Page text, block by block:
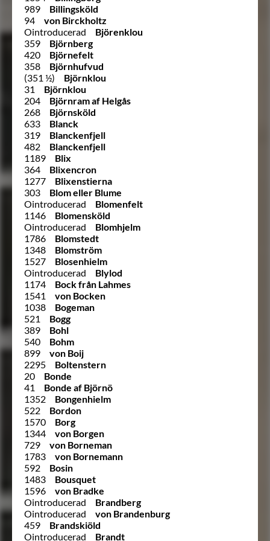
989
Billingsköld
94
von Birckholtz
Ointroducerad
Björenklou
359
Björnberg
420
Björnefelt
358
Björnhufvud
(351 ½)
Björnklou
31
Björnklou
204
Björnram af Helgås
268
Björnsköld
633
Blanck
319
Blanckenfjell
482
Blanckenfjell
1189
Blix
364
Blixencron
1277
Blixenstierna
303
Blom eller Blume
Ointroducerad
Blomenfelt
1146
Blomensköld
Ointroducerad
Blomhjelm
1786
Blomstedt
1348
Blomström
1527
Blosenhielm
Ointroducerad
Blylod
1174
Bock från Lahmes
1541
von Bocken
1038
Bogeman
521
Bogg
389
Bohl
540
Bohm
899
von Boij
2295
Boltenstern
20
Bonde
41
Bonde af Björnö
1352
Bongenhielm
522
Bordon
1570
Borg
1344
von Borgen
729
von Borneman
1783
von Bornemann
592
Bosin
1483
Bousquet
1596
von Bradke
Ointroducerad
Brandberg
Ointroducerad
von Brandenburg
459
Brandskiöld
Ointroducerad
Brandt